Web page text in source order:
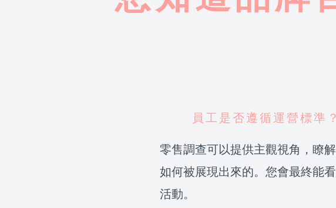
員工是否遵循運營標準
零售調查可以提供主觀視角，瞭
如何被展現出來的。您會最終能
活動。